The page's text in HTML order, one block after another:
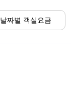
날짜별 객실요금